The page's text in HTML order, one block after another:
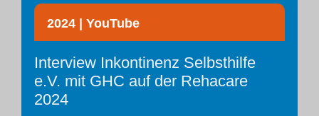
2024 | YouTube
Interview Inkontinenz Selbsthilfe
e.V. mit GHC auf der Rehacare
2024